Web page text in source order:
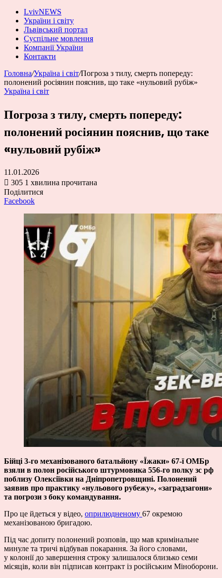
LvivNEWS
України і світу
Львівський портал
Суспільне мовлення
Компанії України
Контакти
Головна/Україна і світ/Погроза з тилу, смерть попереду:
полонений росіянин пояснив, що таке «нульовий рубіж»
Україна і світ
Погроза з тилу, смерть попереду:
полонений росіянин пояснив, що таке
«нульовий рубіж»
11.01.2026
305 1 хвилина прочитана
Поділитися
Facebook
Бійці 3-го механізованого батальйону «Їжаки» 67-ї ОМБр
взяли в полон російського штурмовика 556-го полку зс рф
поблизу Олексіївки на Дніпропетровщині. Полонений
заявив про практику «нульового рубежу», «заградзагони»
та погрози з боку командування.
Про це йдеться у відео, оприлюдненому 67 окремою
механізованою бригадою.
Під час допиту полонений розповів, що мав кримінальне
минуле та тричі відбував покарання. За його словами,
у колонії до завершення строку залишалося близько семи
місяців, коли він підписав контракт із російським Міноборони.